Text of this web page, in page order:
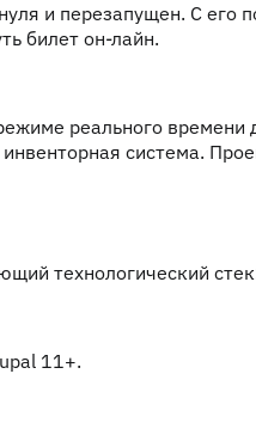
и перезапущен. С его
билет он-лайн.
реального времени
система.
технологический
11+.